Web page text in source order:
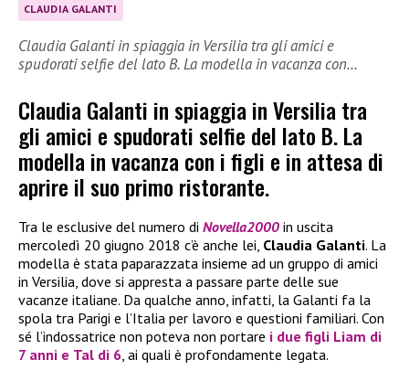
CLAUDIA GALANTI
Claudia Galanti in spiaggia in Versilia tra gli amici e
spudorati selfie del lato B. La modella in vacanza con…
Claudia Galanti in spiaggia in Versilia tra
gli amici e spudorati selfie del lato B. La
modella in vacanza con i figli e in attesa di
aprire il suo primo ristorante.
Tra le esclusive del numero di Novella2000 in uscita
mercoledì 20 giugno 2018 c’è anche lei, Claudia Galanti. La
modella è stata paparazzata insieme ad un gruppo di amici
in Versilia, dove si appresta a passare parte delle sue
vacanze italiane. Da qualche anno, infatti, la Galanti fa la
spola tra Parigi e l’Italia per lavoro e questioni familiari. Con
sé l’indossatrice non poteva non portare i due figli Liam di
7 anni e Tal di 6, ai quali è profondamente legata.